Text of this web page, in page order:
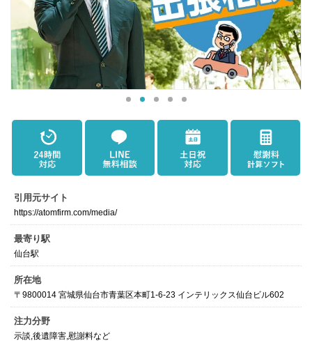
引用元サイト
https://atomfirm.com/media/
最寄り駅
仙台駅
所在地
〒9800014 宮城県仙台市青葉区本町1-6-23 インテリックス仙台ビル602
注力分野
示談,後遺障害,慰謝料など